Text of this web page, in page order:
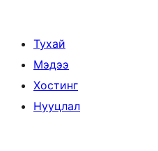
Тухай
Мэдээ
Хостинг
Нууцлал